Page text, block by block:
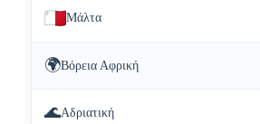
Μάλτα
🌍Βόρεια Αφρική
🌊Αδριατική